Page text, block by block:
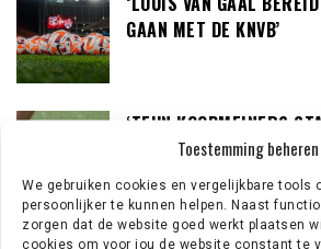
Toestemming beheren
We gebruiken cookies en vergelijkbare tools
persoonlijker te kunnen helpen. Naast
zorgen dat de website goed werkt plaatsen
cookies om voor jou de website constant te
GAAN MET DE KNVB’
‘TEUN KOOPMEINERS
AVONTUUR IN DE